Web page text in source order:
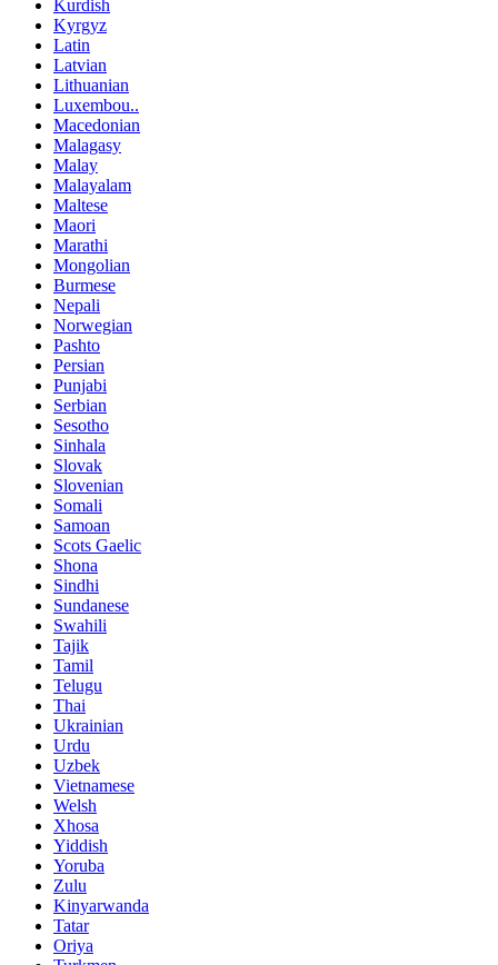
Kurdish
Kyrgyz
Latin
Latvian
Lithuanian
Luxembou..
Macedonian
Malagasy
Malay
Malayalam
Maltese
Maori
Marathi
Mongolian
Burmese
Nepali
Norwegian
Pashto
Persian
Punjabi
Serbian
Sesotho
Sinhala
Slovak
Slovenian
Somali
Samoan
Scots Gaelic
Shona
Sindhi
Sundanese
Swahili
Tajik
Tamil
Telugu
Thai
Ukrainian
Urdu
Uzbek
Vietnamese
Welsh
Xhosa
Yiddish
Yoruba
Zulu
Kinyarwanda
Tatar
Oriya